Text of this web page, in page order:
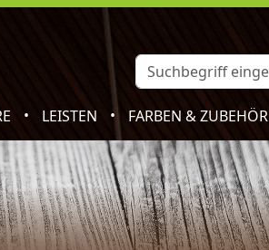
• LEISTEN • FARBEN & ZUBEHÖR